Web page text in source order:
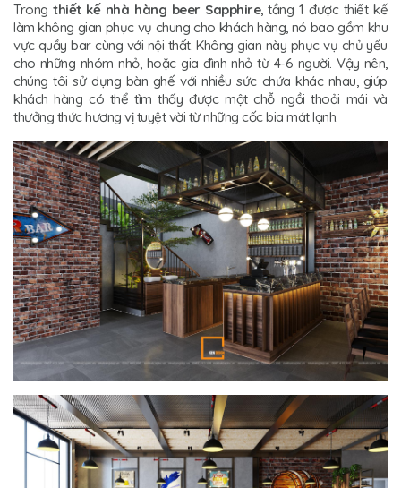
Trongthiết kế nhà hàng beer Sapphire, tầng 1 được thiết kế
làm không gian phục vụ chung cho khách hàng, nó bao gồm khu
vực quầy bar cùng với nội thất. Không gian này phục vụ chủ yếu
cho những nhóm nhỏ, hoặc gia đình nhỏ từ 4-6 người. Vậy nên,
chúng tôi sử dụng bàn ghế với nhiều sức chứa khác nhau, giúp
khách hàng có thể tìm thấy được một chỗ ngồi thoải mái và
thưởng thức hương vị tuyệt vời từ những cốc bia mát lạnh.